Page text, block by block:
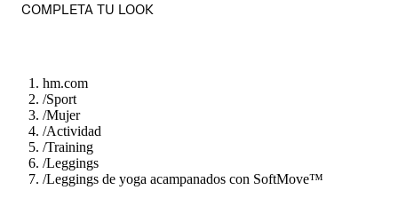
COMPLETA TU LOOK
hm.com
/Sport
/Mujer
/Actividad
/Training
/Leggings
/Leggings de yoga acampanados con SoftMove™